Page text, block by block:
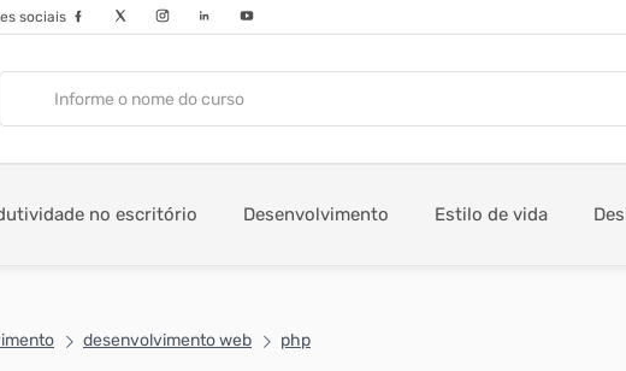
sociais
no escritório Desenvolvimento Estilo de vida
desenvolvimento web php